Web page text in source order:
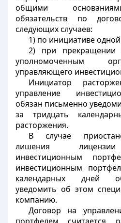
общими
обязательств по
следующих случаев:
1) по инициативе
2) при прекращении
уполномоченным
управляющего
Инициатор
управление
обязан письменно
за тридцать
расторжения.
В случае
лишения
инвестиционным
инвестиционным
календарных дней
уведомить об этом
компанию.
Договор на